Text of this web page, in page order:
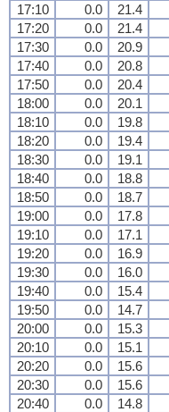
17:10
0.0 21.4
17:20
0.0 21.4
17:30
0.0 20.9
17:40
0.0 20.8
17:50
0.0 20.4
18:00
0.0 20.1
18:10
0.0 19.8
18:20
0.0 19.4
18:30
0.0 19.1
18:40
0.0 18.8
18:50
0.0 18.7
19:00
0.0 17.8
19:10
0.0 17.1
19:20
0.0 16.9
19:30
0.0 16.0
19:40
0.0 15.4
19:50
0.0 14.7
20:00
0.0 15.3
20:10
0.0 15.1
20:20
0.0 15.6
20:30
0.0 15.6
20:40
0.0 14.8